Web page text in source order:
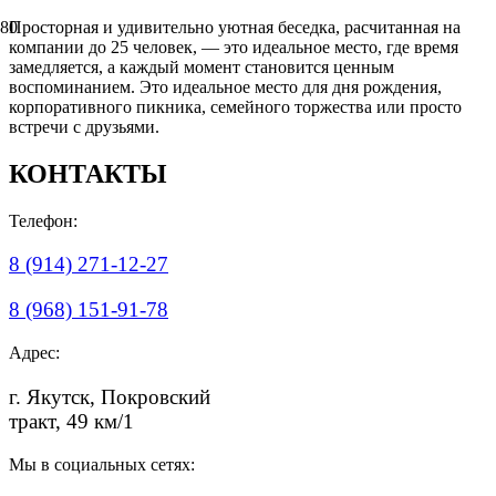
Просторная и удивительно уютная беседка, расчитанная на
компании до 25 человек, — это идеальное место, где время
замедляется, а каждый момент становится ценным
воспоминанием. Это идеальное место для дня рождения,
корпоративного пикника, семейного торжества или просто
встречи с друзьями.
КОНТАКТЫ
Телефон:
8 (914) 271-12-27
8 (968) 151-91-78
Адрес:
г. Якутск, Покровский
тракт, 49 км/1
Мы в социальных сетях: